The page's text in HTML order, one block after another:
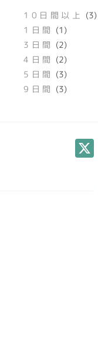
10日間以上 (3)
1日間 (1)
3日間 (2)
4日間 (2)
5日間 (3)
9日間 (3)